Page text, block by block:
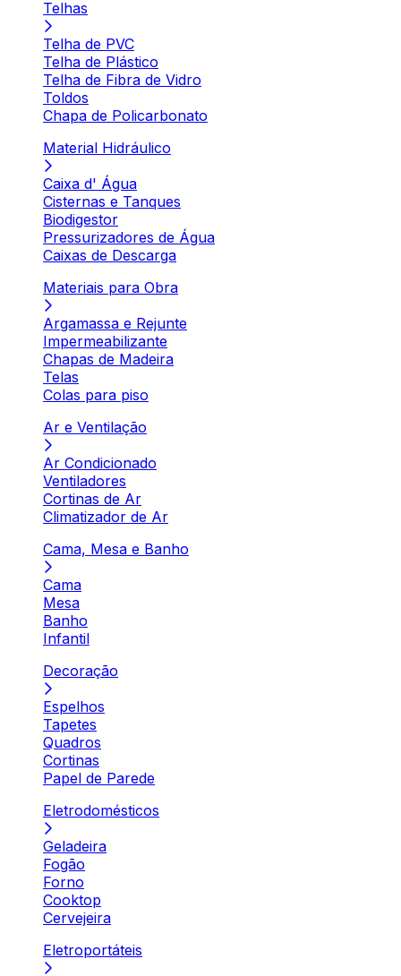
Telhas
Telha de PVC
Telha de Plástico
Telha de Fibra de Vidro
Toldos
Chapa de Policarbonato
Material Hidráulico
Caixa d' Água
Cisternas e Tanques
Biodigestor
Pressurizadores de Água
Caixas de Descarga
Materiais para Obra
Argamassa e Rejunte
Impermeabilizante
Chapas de Madeira
Telas
Colas para piso
Ar e Ventilação
Ar Condicionado
Ventiladores
Cortinas de Ar
Climatizador de Ar
Cama, Mesa e Banho
Cama
Mesa
Banho
Infantil
Decoração
Espelhos
Tapetes
Quadros
Cortinas
Papel de Parede
Eletrodomésticos
Geladeira
Fogão
Forno
Cooktop
Cervejeira
Eletroportáteis